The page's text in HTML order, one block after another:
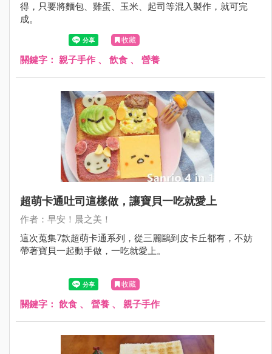
得，只要將麵包、雞蛋、玉米、起司等混入製作，就可完
成。
收藏
關鍵字： 親子手作 、 飲食 、 營養
超萌卡通吐司這樣做，讓寶貝一吃就愛上
作者：早安！晨之美！
這次蒐集7款超萌卡通系列，從三麗鷗到皮卡丘都有，不妨
帶著寶貝一起動手做，一吃就愛上。
收藏
關鍵字： 飲食 、 營養 、 親子手作